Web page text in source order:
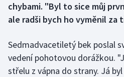
Dostihy
Florbal
Futsal
chybami. "Byl to sice můj
ale radši bych ho vyměnil za
Sedmadvacetiletý bek poslal
vedení pohotovou dorážkou.
střelu z vápna do strany. Já